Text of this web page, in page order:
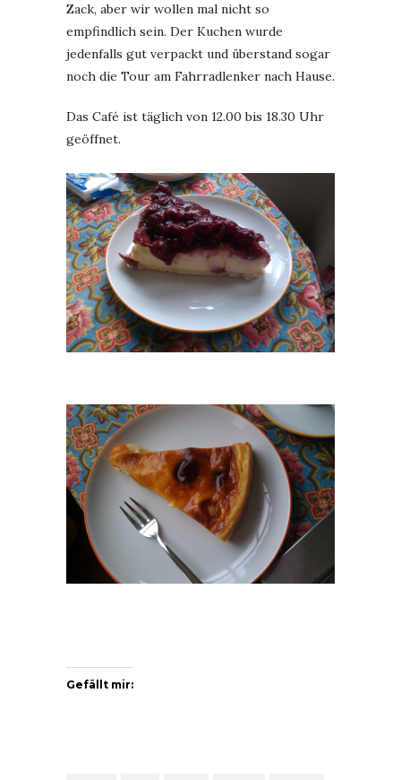
Zack, aber wir wollen mal nicht so
empfindlich sein. Der Kuchen wurde
jedenfalls gut verpackt und überstand sogar
noch die Tour am Fahrradlenker nach Hause.
Das Café ist täglich von 12.00 bis 18.30 Uhr
geöffnet.
Gefällt mir: